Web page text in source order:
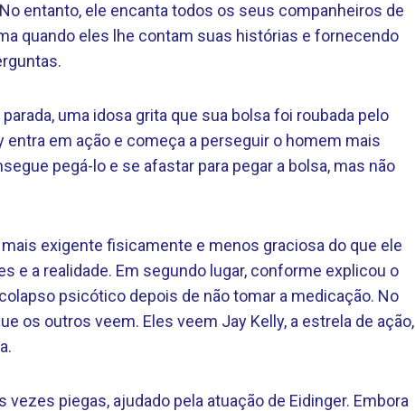
entanto, ele encanta todos os seus companheiros de
quando eles lhe contam suas histórias e fornecendo
uma idosa grita que sua bolsa foi roubada pelo
em ação e começa a perseguir o homem mais
pegá-lo e se afastar para pegar a bolsa, mas não
exigente fisicamente e menos graciosa do que ele
e a realidade. Em segundo lugar, conforme explicou o
psicótico depois de não tomar a medicação. No
os outros veem. Eles veem Jay Kelly, a estrela de ação,
piegas, ajudado pela atuação de Eidinger. Embora